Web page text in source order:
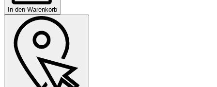
In den Warenkorb